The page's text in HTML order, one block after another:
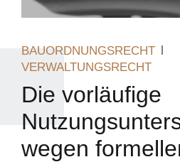
BAUORDNUNGSRECHT
VERWALTUNGSRECHT
Die vorläufige
wegen